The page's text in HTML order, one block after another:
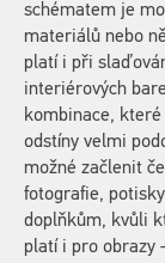
schématem je
materiálů nebo
platí i při
interiérových
kombinace,
odstíny velmi
možné začlenit
fotografie,
doplňkům, kvůli
platí i pro obrazy